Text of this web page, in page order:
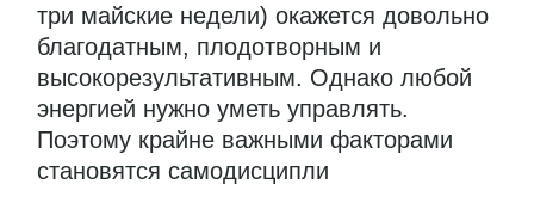
три майские недели) окажется довольно
благодатным, плодотворным и
высокорезультативным. Однако любой
энергией нужно уметь управлять.
Поэтому крайне важными факторами
становятся самодисципли